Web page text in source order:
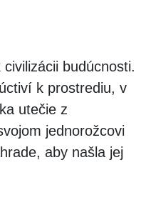
budúcnosti.
k prostrediu, v
utečie z
jednorožcovi
aby našla jej